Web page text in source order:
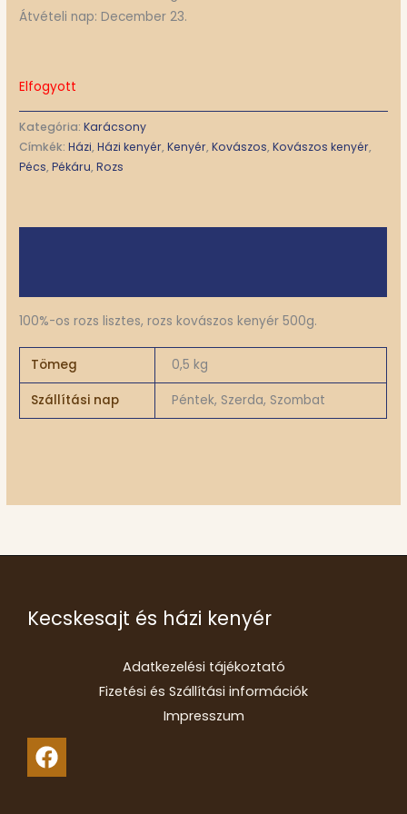
Átvételi nap: December 23.
Elfogyott
Kategória:Karácsony
Címkék:Házi,Házi kenyér,Kenyér,Kovászos,Kovászos kenyér,
Pécs,Pékáru,Rozs
100%-os rozs lisztes, rozs kovászos kenyér 500g.
Tömeg 0,5 kg
Szállítási nap Péntek, Szerda, Szombat
Kecskesajt és házi kenyér
Adatkezelési tájékoztató
Fizetési és Szállítási információk
Impresszum